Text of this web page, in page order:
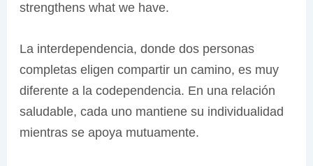
strengthens what we have.
La interdependencia, donde dos personas
completas eligen compartir un camino, es muy
diferente a la codependencia. En una relación
saludable, cada uno mantiene su individualidad
mientras se apoya mutuamente.